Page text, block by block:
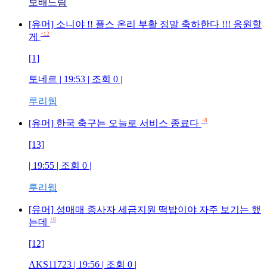
보배드림
[유머] 소니야 !! 플스 온리 부활 정말 축하한다 !!! 응원할
게
+12
[1]
토네르 | 19:53 | 조회 0 |
루리웹
[유머] 한국 축구는 오늘로 서비스 종료다 +8
[13]
| 19:55 | 조회 0 |
루리웹
[유머] 성매매 종사자 세금지원 떡밥이야 자주 보기는 했
는데
+8
[12]
AKS11723 | 19:56 | 조회 0 |